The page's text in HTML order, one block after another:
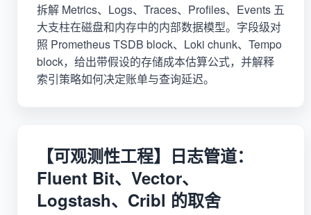
拆解 Metrics、Logs、Traces、Profiles、Events 五
大支柱在磁盘和内存中的内部数据模型。字段级对
照 Prometheus TSDB block、Loki chunk、Tempo
block，给出带假设的存储成本估算公式，并解释
索引策略如何决定账单与查询延迟。
【可观测性工程】日志管道：
Fluent Bit、Vector、
Logstash、Cribl 的取舍